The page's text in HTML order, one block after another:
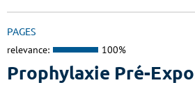
PAGES
relevance: 100%
Prophylaxie Pré-